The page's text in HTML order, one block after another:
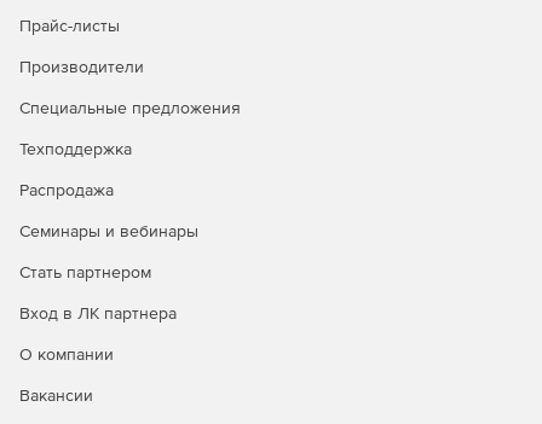
сайтами. Отслеживает прокси-сервер – топ-
протоколов.
Premium – редакция для малого и среднего бизнеса с
функциями мониторинга до 60 сетевых устройств.
в пределах одного офиса. Предлагает те же функции
безопасностью, что и редакция Professional.
Дополнительно предоставляет опции мониторинга
клиента, анализа поведения и сетевой активности
Distributed – редакция для крупных организаций с
Прайс-листы
Производители
Специальные предложения
Техподдержка
Распродажа
Семинары и вебинары
Стать партнером
Вход в ЛК партнера
О компании
Вакансии